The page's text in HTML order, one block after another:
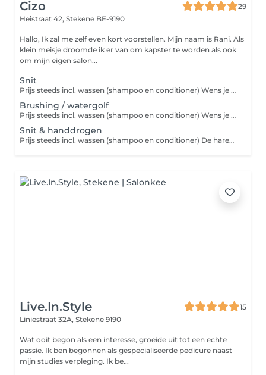
Cizo
29
Heistraat 42, Stekene BE-9190
Hallo, Ik zal me zelf even kort voorstellen. Mijn naam is Rani. Als
klein meisje droomde ik er van om kapster te worden als ook
om mijn eigen salon...
Snit
Prijs steeds incl. wassen (shampoo en conditioner) Wens je een extra verzorging voor je haar, gelieve dit dan apart bij te boeken Bij handdrogen wordt géén borstel gebruikt.
Brushing / watergolf
Prijs steeds incl. wassen (shampoo en conditioner) Wens je een extra verzorging voor je haar, gelieve dit dan apart bij te boeken
Snit & handdrogen
Prijs steeds incl. wassen (shampoo en conditioner) De haren worden los gedroogd Wens je een extra verzorging voor het haar, gelieve dit dan apart bij te boeken
Live.In.Style
15
Liniestraat 32A, Stekene 9190
Wat ooit begon als een interesse, groeide uit tot een echte
passie. Ik ben begonnen als gespecialiseerde pedicure naast
mijn studies verpleging. Ik be...